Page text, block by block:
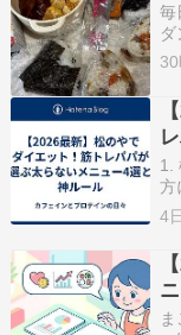
毎
た
1.
方
4